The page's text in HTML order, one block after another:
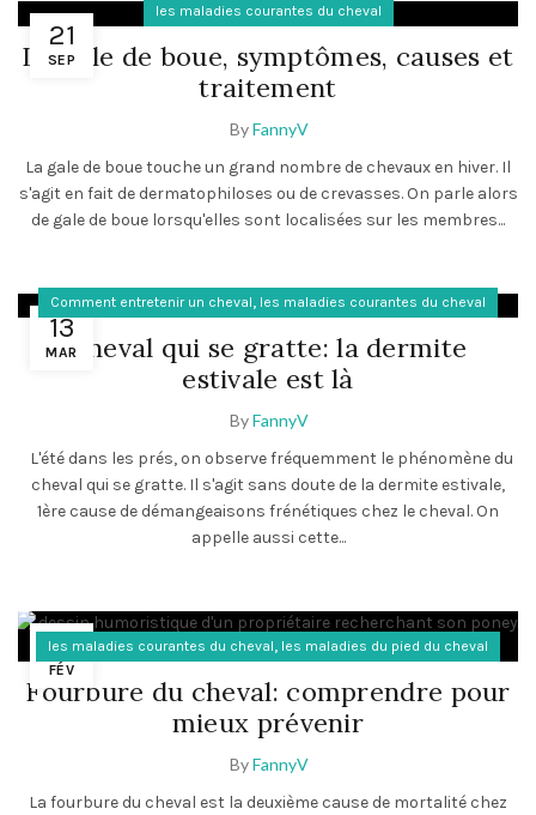
21
SEP
les maladies courantes du cheval
La gale de boue, symptômes, causes et
traitement
ByFannyV
La gale de boue touche un grand nombre de chevaux en hiver. Il
s'agit en fait de dermatophiloses ou de crevasses. On parle alors
de gale de boue lorsqu'elles sont localisées sur les membres...
13
MAR
Comment entretenir un cheval, les maladies courantes du cheval
Cheval qui se gratte: la dermite
estivale est là
ByFannyV
L'été dans les prés, on observe fréquemment le phénomène du
cheval qui se gratte. Il s'agit sans doute de la dermite estivale,
1ère cause de démangeaisons frénétiques chez le cheval. On
appelle aussi cette...
08
FÉV
les maladies courantes du cheval, les maladies du pied du cheval
Fourbure du cheval: comprendre pour
mieux prévenir
ByFannyV
La fourbure du cheval est la deuxième cause de mortalité chez